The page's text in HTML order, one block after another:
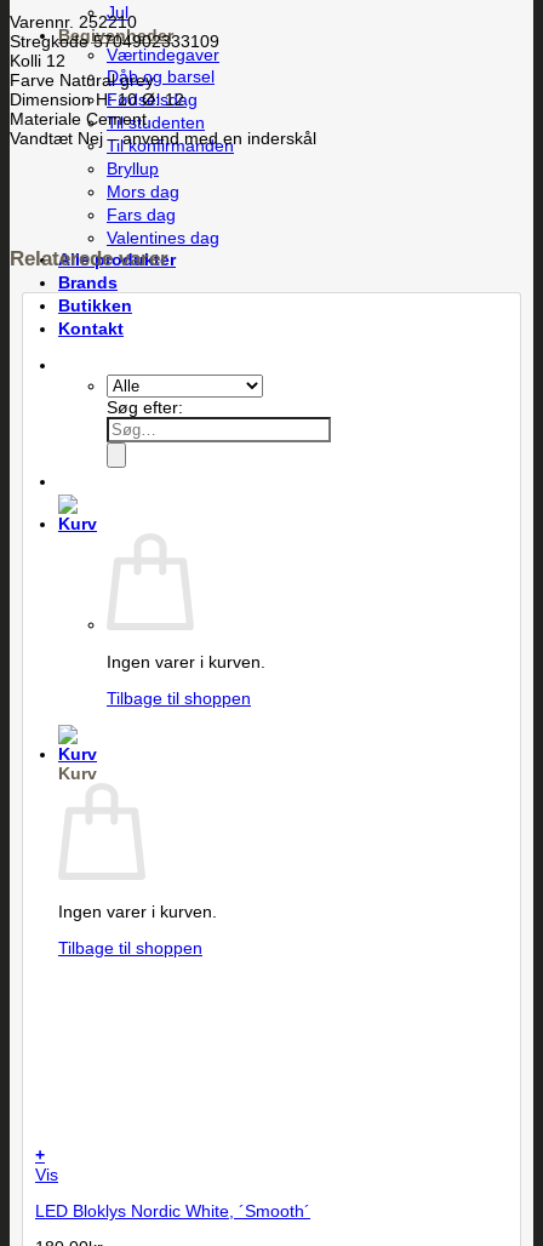
Jul
Begivenheder
Værtindegaver
Dåb og barsel
Fødselsdag
Til studenten
Til konfirmanden
Bryllup
Mors dag
Fars dag
Valentines dag
Alle produkter
Brands
Butikken
Kontakt
Søg efter:
Ingen varer i kurven.
Tilbage til shoppen
Kurv
Ingen varer i kurven.
Tilbage til shoppen
Varennr. 252210
Stregkode 5704902333109
Kolli 12
Farve Natural grey
Dimension H: 10 Ø: 12
Materiale Cement
Vandtæt Nej – anvend med en inderskål
Relaterede varer
+
Vis
LED Bloklys Nordic White, ´Smooth´